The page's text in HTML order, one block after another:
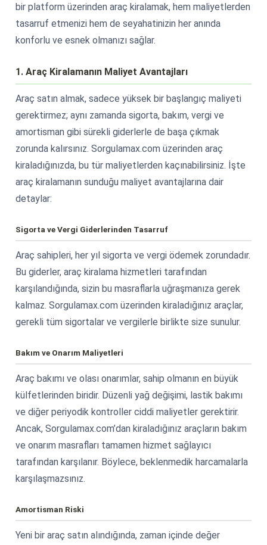
bir platform üzerinden araç kiralamak, hem maliyetlerden
tasarruf etmenizi hem de seyahatinizin her anında
konforlu ve esnek olmanızı sağlar.
1. Araç Kiralamanın Maliyet Avantajları
Araç satın almak, sadece yüksek bir başlangıç maliyeti
gerektirmez; aynı zamanda sigorta, bakım, vergi ve
amortisman gibi sürekli giderlerle de başa çıkmak
zorunda kalırsınız. Sorgulamax.com üzerinden araç
kiraladığınızda, bu tür maliyetlerden kaçınabilirsiniz. İşte
araç kiralamanın sunduğu maliyet avantajlarına dair
detaylar:
Sigorta ve Vergi Giderlerinden Tasarruf
Araç sahipleri, her yıl sigorta ve vergi ödemek zorundadır.
Bu giderler, araç kiralama hizmetleri tarafından
karşılandığında, sizin bu masraflarla uğraşmanıza gerek
kalmaz. Sorgulamax.com üzerinden kiraladığınız araçlar,
gerekli tüm sigortalar ve vergilerle birlikte size sunulur.
Bakım ve Onarım Maliyetleri
Araç bakımı ve olası onarımlar, sahip olmanın en büyük
külfetlerinden biridir. Düzenli yağ değişimi, lastik bakımı
ve diğer periyodik kontroller ciddi maliyetler gerektirir.
Ancak, Sorgulamax.com’dan kiraladığınız araçların bakım
ve onarım masrafları tamamen hizmet sağlayıcı
tarafından karşılanır. Böylece, beklenmedik harcamalarla
karşılaşmazsınız.
Amortisman Riski
Yeni bir araç satın alındığında, zaman içinde değer